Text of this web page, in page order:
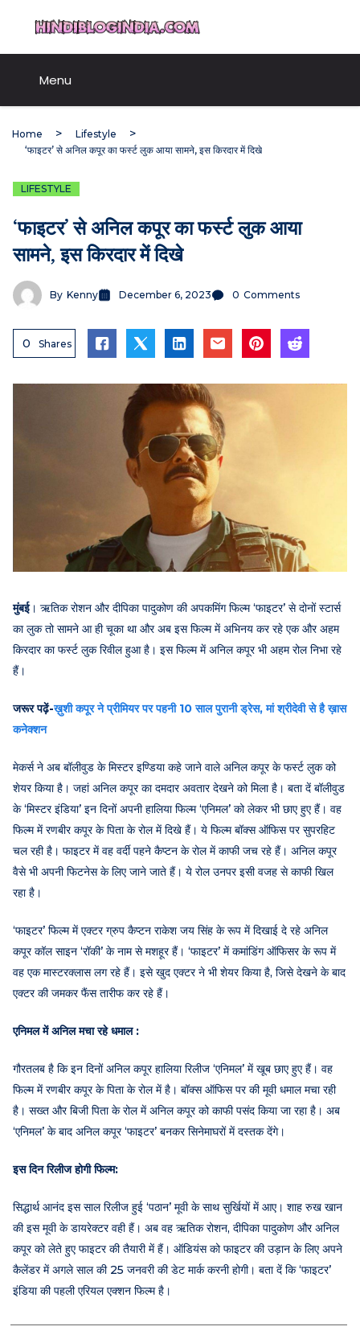
content
Menu
Home
Lifestyle
‘फाइटर’ से अनिल कपूर का फर्स्ट लुक आया सामने, इस किरदार में दिखे
LIFESTYLE
‘फाइटर’ से अनिल कपूर का फर्स्ट लुक आया
सामने, इस किरदार में दिखे
By Kenny December 6, 2023 0 Comments
0 Shares
मुंबई। ऋतिक रोशन और दीपिका पादुकोण की अपकमिंग फिल्म ‘फाइटर’ से दोनों स्टार्स
का लुक तो सामने आ ही चूका था और अब इस फिल्म में अभिनय कर रहे एक और अहम
किरदार का फर्स्ट लुक रिवील हुआ है। इस फिल्म में अनिल कपूर भी अहम रोल निभा रहे
हैं।
जरूर पढ़ें-ख़ुशी कपूर ने प्रीमियर पर पहनी 10 साल पुरानी ड्रेस, मां श्रीदेवी से है ख़ास
कनेक्शन
मेकर्स ने अब बॉलीवुड के मिस्टर इण्डिया कहे जाने वाले अनिल कपूर के फर्स्ट लुक को
शेयर किया है। जहां अनिल कपूर का दमदार अवतार देखने को मिला है। बता दें बॉलीवुड
के ‘मिस्टर इंडिया’ इन दिनों अपनी हालिया फिल्म ‘एनिमल’ को लेकर भी छाए हुए हैं। वह
फिल्म में रणबीर कपूर के पिता के रोल में दिखे हैं। ये फिल्म बॉक्स ऑफिस पर सुपरहिट
चल रही है। फाइटर में वह वर्दी पहने कैप्टन के रोल में काफी जच रहे हैं। अनिल कपूर
वैसे भी अपनी फिटनेस के लिए जाने जाते हैं। ये रोल उनपर इसी वजह से काफी खिल
रहा है।
‘फाइटर’ फिल्म में एक्टर ग्रुप कैप्टन राकेश जय सिंह के रूप में दिखाई दे रहे अनिल
कपूर कॉल साइन ‘रॉकी’ के नाम से मशहूर हैं। ‘फाइटर’ में कमांडिंग ऑफिसर के रूप में
वह एक मास्टरक्लास लग रहे हैं। इसे खुद एक्टर ने भी शेयर किया है, जिसे देखने के बाद
एक्टर की जमकर फैंस तारीफ कर रहे हैं।
एनिमल में अनिल मचा रहे धमाल :
गौरतलब है कि इन दिनों अनिल कपूर हालिया रिलीज ‘एनिमल’ में खूब छाए हुए हैं। वह
फिल्म में रणबीर कपूर के पिता के रोल में है। बॉक्स ऑफिस पर की मूवी धमाल मचा रही
है। सख्त और बिजी पिता के रोल में अनिल कपूर को काफी पसंद किया जा रहा है। अब
‘एनिमल’ के बाद अनिल कपूर ‘फाइटर’ बनकर सिनेमाघरों में दस्तक देंगे।
इस दिन रिलीज होगी फिल्म:
सिद्धार्थ आनंद इस साल रिलीज हुई ‘पठान’ मूवी के साथ सुर्खियों में आए। शाह रुख खान
की इस मूवी के डायरेक्टर वही हैं। अब वह ऋतिक रोशन, दीपिका पादुकोण और अनिल
कपूर को लेते हुए फाइटर की तैयारी में हैं। ऑडियंस को फाइटर की उड़ान के लिए अपने
कैलेंडर में अगले साल की 25 जनवरी की डेट मार्क करनी होगी। बता दें कि ‘फाइटर’
इंडिया की पहली एरियल एक्शन फिल्म है।